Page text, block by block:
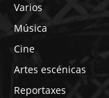
Varios
Música
Cine
Artes escénicas
Reportaxes